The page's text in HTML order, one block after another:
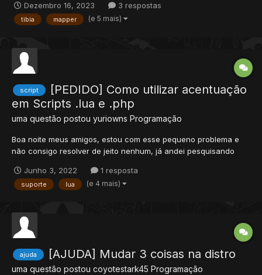
Dezembro 16, 2023 3 respostas
tibia mapper (e 5 mais)
script
[PEDIDO] Como utilizar acentuação
em Scripts .lua e .php
uma questão postou yuriowns Programação
Boa noite meus amigos, estou com esse pequeno problema e
não consigo resolver de jeito nenhum, já andei pesquisando
scripts, mas nenhum deu certo pra mim, posso estar colocando
algo de errado, então por favor alguém consegue me ajudar?...
Junho 3, 2022 1 resposta
suporte lua (e 4 mais)
ajuda [AJUDA] Mudar 3 coisas na distro
uma questão postou coyotestark45 Programação